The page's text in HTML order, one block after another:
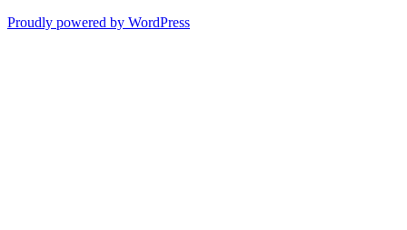
Proudly powered by WordPress